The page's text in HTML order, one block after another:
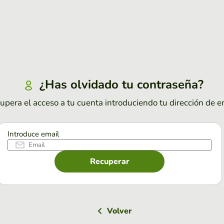
¿Has olvidado tu contraseña?
el acceso a tu cuenta introduciendo tu dirección de
Introduce email
Recuperar
Volver